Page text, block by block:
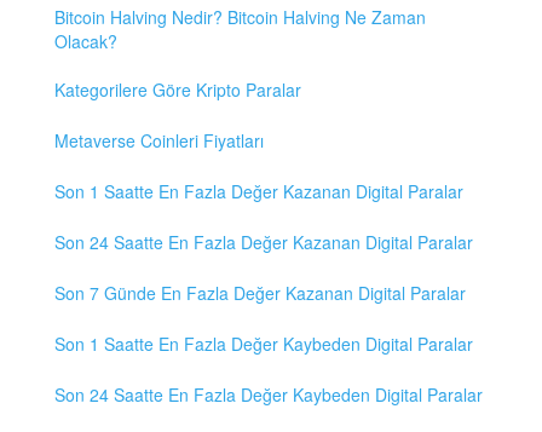
Bitcoin Halving Nedir? Bitcoin Halving Ne Zaman
Olacak?
Kategorilere Göre Kripto Paralar
Metaverse Coinleri Fiyatları
Son 1 Saatte En Fazla Değer Kazanan Digital Paralar
Son 24 Saatte En Fazla Değer Kazanan Digital Paralar
Son 7 Günde En Fazla Değer Kazanan Digital Paralar
Son 1 Saatte En Fazla Değer Kaybeden Digital Paralar
Son 24 Saatte En Fazla Değer Kaybeden Digital Paralar